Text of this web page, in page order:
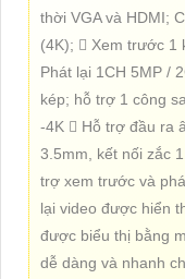
thời VGA và HDMI;
(4K);  Xem trước 1
Phát lại 1CH 5MP /
kép; hỗ trợ 1 công
-4K  Hỗ trợ đầu ra
3.5mm, kết nối zắc
trợ xem trước và
lại video được hiển
được biểu thị bằng
dễ dàng và nhanh